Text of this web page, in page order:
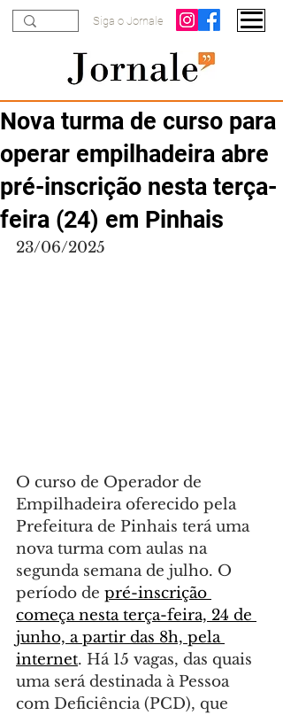
Siga o Jornale
Nova turma de curso para
operar empilhadeira abre
pré-inscrição nesta terça-
feira (24) em Pinhais
23/06/2025
O curso de Operador de
Empilhadeira oferecido pela
Prefeitura de Pinhais terá uma
nova turma com aulas na
segunda semana de julho. O
período de pré-inscrição
começa nesta terça-feira, 24 de
junho, a partir das 8h, pela
internet. Há 15 vagas, das quais
uma será destinada à Pessoa
com Deficiência (PCD), que